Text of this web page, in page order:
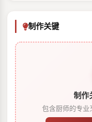
制作关键
制作
包含厨师的专业